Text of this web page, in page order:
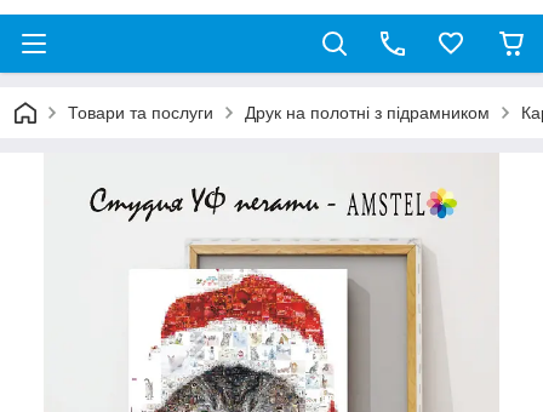
Товари та послуги Друк на полотні з підрамником